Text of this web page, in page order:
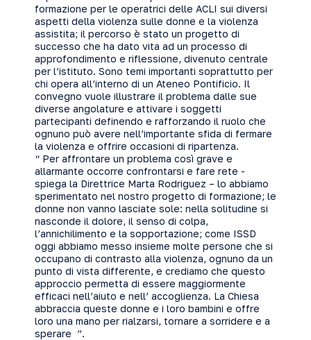
formazione per le operatrici delle ACLI sui diversi
aspetti della violenza sulle donne e la violenza
assistita; il percorso è stato un progetto di
successo che ha dato vita ad un processo di
approfondimento e riflessione, divenuto centrale
per l’istituto. Sono temi importanti soprattutto per
chi opera all’interno di un Ateneo Pontificio. Il
convegno vuole illustrare il problema dalle sue
diverse angolature e attivare i soggetti
partecipanti definendo e rafforzando il ruolo che
ognuno può avere nell’importante sfida di fermare
la violenza e offrire occasioni di ripartenza.
“ Per affrontare un problema così grave e
allarmante occorre confrontarsi e fare rete -
spiega la Direttrice Marta Rodriguez – lo abbiamo
sperimentato nel nostro progetto di formazione; le
donne non vanno lasciate sole: nella solitudine si
nasconde il dolore, il senso di colpa,
l’annichilimento e la sopportazione; come ISSD
oggi abbiamo messo insieme molte persone che si
occupano di contrasto alla violenza, ognuno da un
punto di vista differente, e crediamo che questo
approccio permetta di essere maggiormente
efficaci nell’aiuto e nell’ accoglienza. La Chiesa
abbraccia queste donne e i loro bambini e offre
loro una mano per rialzarsi, tornare a sorridere e a
sperare ”.